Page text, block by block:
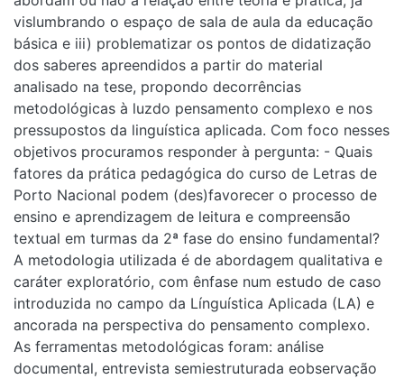
vislumbrando o espaço de sala de aula da educação
básica e iii) problematizar os pontos de didatização
dos saberes apreendidos a partir do material
analisado na tese, propondo decorrências
metodológicas à luzdo pensamento complexo e nos
pressupostos da linguística aplicada. Com foco nesses
objetivos procuramos responder à pergunta: - Quais
fatores da prática pedagógica do curso de Letras de
Porto Nacional podem (des)favorecer o processo de
ensino e aprendizagem de leitura e compreensão
textual em turmas da 2ª fase do ensino fundamental?
A metodologia utilizada é de abordagem qualitativa e
caráter exploratório, com ênfase num estudo de caso
introduzida no campo da Línguística Aplicada (LA) e
ancorada na perspectiva do pensamento complexo.
As ferramentas metodológicas foram: análise
documental, entrevista semiestruturada eobservação